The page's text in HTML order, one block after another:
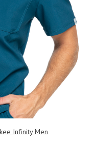
Infinity Men